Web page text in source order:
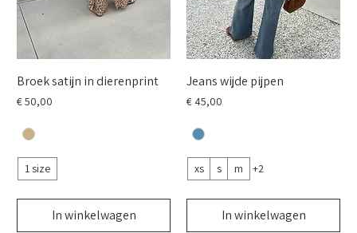
Broek satijn in dierenprint
Prijs
€ 50,00
1 size
In winkelwagen
Jeans wijde pijpen
Prijs
€ 45,00
xs s m +2
In winkelwagen